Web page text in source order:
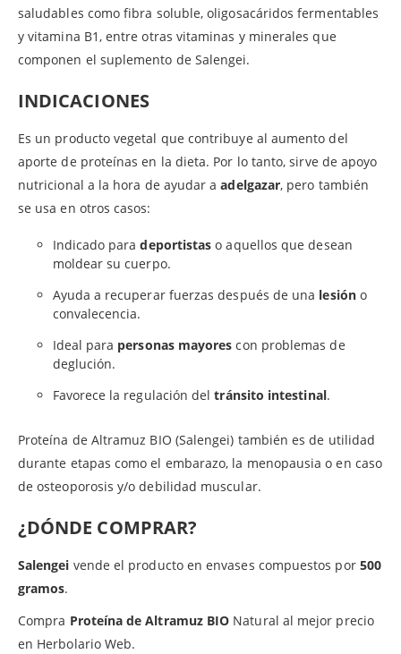
saludables como fibra soluble, oligosacáridos fermentables
y vitamina B1, entre otras vitaminas y minerales que
componen el suplemento de Salengei.
INDICACIONES
Es un producto vegetal que contribuye al aumento del
aporte de proteínas en la dieta. Por lo tanto, sirve de apoyo
nutricional a la hora de ayudar aadelgazar, pero también
se usa en otros casos:
Indicado paradeportistas o aquellos que desean
moldear su cuerpo.
Ayuda a recuperar fuerzas después de una lesióno
convalecencia.
Ideal para personas mayores con problemas de
deglución.
Favorece la regulación deltránsito intestinal.
Proteína de Altramuz BIO (Salengei) también es de utilidad
durante etapas como el embarazo, la menopausia o en caso
de osteoporosis y/o debilidad muscular.
¿DÓNDE COMPRAR?
Salengei vende el producto en envases compuestos por 500
gramos.
Compra Proteína de Altramuz BIO Natural al mejor precio
en Herbolario Web.